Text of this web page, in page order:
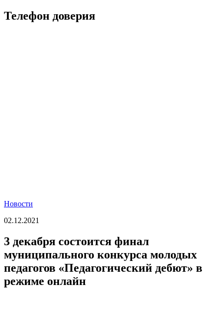
Телефон доверия
Новости
02.12.2021
3 декабря состоится финал
муниципального конкурса молодых
педагогов «Педагогический дебют» в
режиме онлайн